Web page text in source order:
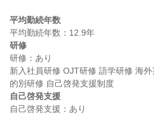
平均勤続年数
研修
研修：あり
新入社員研修 OJT研修 語学研修 海
自己啓発支援
自己啓発支援：あり